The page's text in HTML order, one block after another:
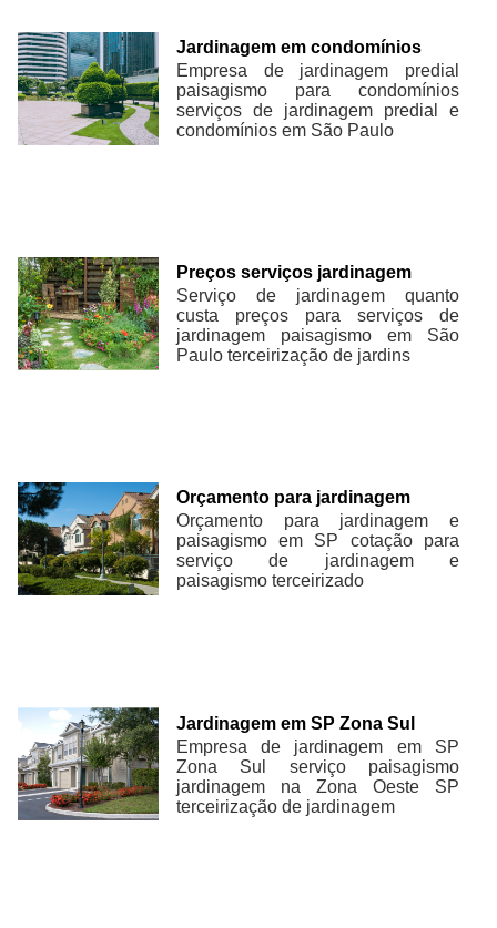
Jardinagem em condomínios
Empresa de jardinagem predial
paisagismo para condomínios
serviços de jardinagem predial e
condomínios em São Paulo
Preços serviços jardinagem
Serviço de jardinagem quanto
custa preços para serviços de
jardinagem paisagismo em São
Paulo terceirização de jardins
Orçamento para jardinagem
Orçamento para jardinagem e
paisagismo em SP cotação para
serviço de jardinagem e
paisagismo terceirizado
Jardinagem em SP Zona Sul
Empresa de jardinagem em SP
Zona Sul serviço paisagismo
jardinagem na Zona Oeste SP
terceirização de jardinagem